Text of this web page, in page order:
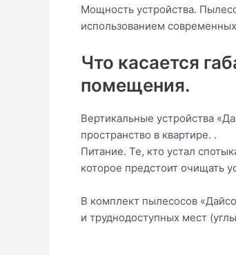
Мощность устройства.
использованием
Что касается
помещения.
Вертикальные устройства
пространство в квартире. .
Питание. Те, кто устал
которое предстоит очищать
В комплект пылесосов
и труднодоступных мест